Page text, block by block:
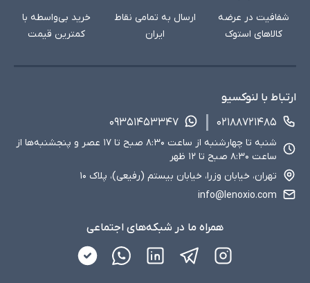
شفافیت در عرضه
کالاهای استوک
ارسال به تمامی نقاط
ایران
خرید بی‌واسطه با
کمترین قیمت
ارتباط با لنوکسیو
۰۲۱۸۸۷۲۱۴۸۵
۰۹۳۵۱۴۵۳۳۴۷
شنبه تا چهارشنبه از ساعت ۸:۳۰ صبح تا ۱۷ عصر و پنجشنبه‌ها از
ساعت ۸:۳۰ صبح تا ۱۲ ظهر
تهران، خیابان وزرا، خیابان بیستم (رفیعی)، پلاک ۱۰
info@lenoxio.com
همراه ما در شبکه‌های اجتماعی